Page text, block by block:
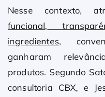
Nesse contexto,
funcional,
ingredientes,
ganharam
produtos. Segundo
consultoria CBX, e